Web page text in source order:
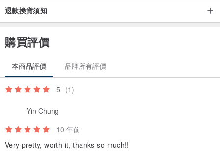
退款換貨須知
購買評價
本商品評價 品牌所有評價
5 (1)
Yin Chung
10 年前
Very pretty, worth it, thanks so much!!